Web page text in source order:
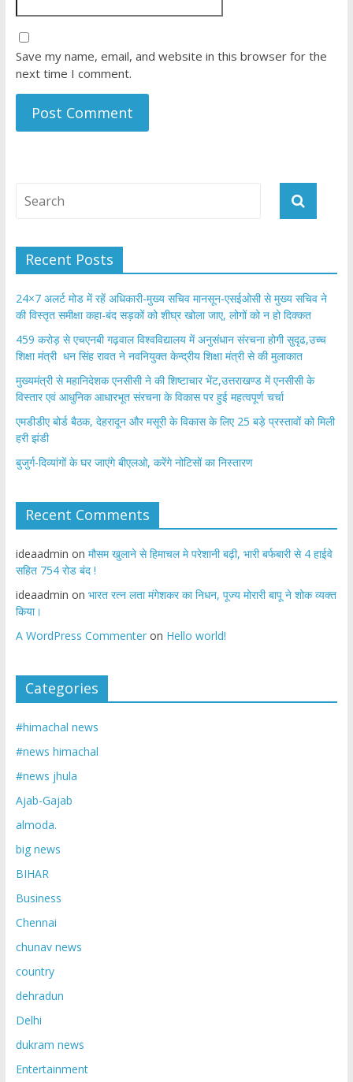
Save my name, email, and website in this browser for the
next time I comment.
Recent Posts
24×7 अलर्ट मोड में रहें अधिकारी-मुख्य सचिव मानसून-एसईओसी से मुख्य सचिव ने
की विस्तृत समीक्षा कहा-बंद सड़कों को शीघ्र खोला जाए, लोगों को न हो दिक्कत
459 करोड़ से एचएनबी गढ़वाल विश्वविद्यालय में अनुसंधान संरचना होगी सुदृढ,उच्च
शिक्षा मंत्री धन सिंह रावत ने नवनियुक्त केन्द्रीय शिक्षा मंत्री से की मुलाकात
मुख्यमंत्री से महानिदेशक एनसीसी ने की शिष्टाचार भेंट,उत्तराखण्ड में एनसीसी के
विस्तार एवं आधुनिक आधारभूत संरचना के विकास पर हुई महत्वपूर्ण चर्चा
एमडीडीए बोर्ड बैठक, देहरादून और मसूरी के विकास के लिए 25 बड़े प्रस्तावों को मिली
हरी झंडी
बुजुर्ग-दिव्यांगों के घर जाएंगे बीएलओ, करेंगे नोटिसों का निस्तारण
Recent Comments
ideaadmin on मौसम खुलाने से हिमाचल मे परेशानी बढ़ी, भारी बर्फबारी से 4 हाईवे
सहित 754 रोड बंद !
ideaadmin on भारत रत्न लता मंगेशकर का निधन, पूज्य मोरारी बापू ने शोक व्यक्त
किया।
A WordPress Commenteron Hello world!
Categories
#himachal news
#news himachal
#news jhula
Ajab-Gajab
almoda.
big news
BIHAR
Business
Chennai
chunav news
country
dehradun
Delhi
dukram news
Entertainment